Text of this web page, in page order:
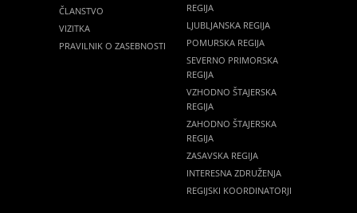
ČLANSTVO
VIZITKA
PRAVILNIK O ZASEBNOSTI
REGIJA
LJUBLJANSKA REGIJA
POMURSKA REGIJA
SEVERNO PRIMORSKA
REGIJA
VZHODNO ŠTAJERSKA
REGIJA
ZAHODNO ŠTAJERSKA
REGIJA
ZASAVSKA REGIJA
INTERESNA ZDRUŽENJA
REGIJSKI KOORDINATORJI